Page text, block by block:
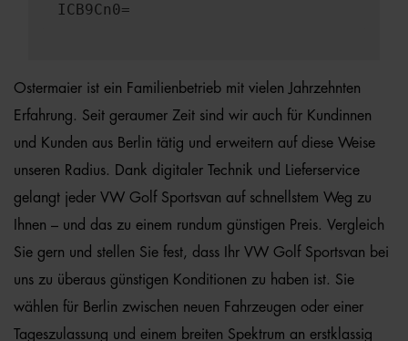
ICB9Cn0=
Ostermaier ist ein Familienbetrieb mit vielen Jahrzehnten
Erfahrung. Seit geraumer Zeit sind wir auch für Kundinnen
und Kunden aus Berlin tätig und erweitern auf diese Weise
unseren Radius. Dank digitaler Technik und Lieferservice
gelangt jeder VW Golf Sportsvan auf schnellstem Weg zu
Ihnen – und das zu einem rundum günstigen Preis. Vergleich
Sie gern und stellen Sie fest, dass Ihr VW Golf Sportsvan bei
uns zu überaus günstigen Konditionen zu haben ist. Sie
wählen für Berlin zwischen neuen Fahrzeugen oder einer
Tageszulassung und einem breiten Spektrum an erstklassig